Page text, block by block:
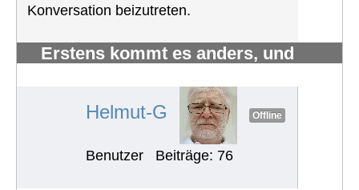
Konversation beizutreten.
Erstens kommt es anders, und
Helmut-G Offline
Benutzer Beiträge: 76